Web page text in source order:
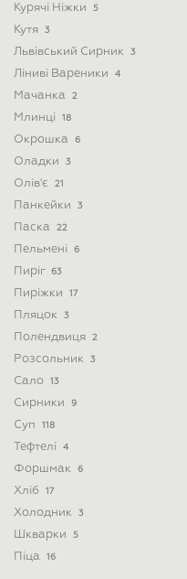
Курячі Ніжки 5
Кутя 3
Львівський Сирник 3
Ліниві Вареники 4
Мачанка 2
Млинці 18
Окрошка 6
Оладки 3
Олів'є 21
Панкейки 3
Паска 22
Пельмені 6
Пиріг 63
Пиріжки 17
Пляцок 3
Полендвиця 2
Розсольник 3
Сало 13
Сирники 9
Суп 118
Тефтелі 4
Форшмак 6
Хліб 17
Холодник 3
Шкварки 5
Піца 16